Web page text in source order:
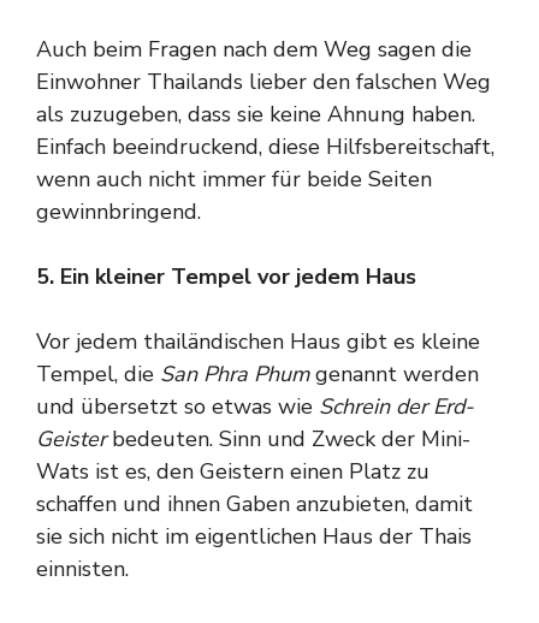
Auch beim Fragen nach dem Weg sagen die
Einwohner Thailands lieber den falschen Weg
als zuzugeben, dass sie keine Ahnung haben.
Einfach beeindruckend, diese Hilfsbereitschaft,
wenn auch nicht immer für beide Seiten
gewinnbringend.
5. Ein kleiner Tempel vor jedem Haus
Vor jedem thailändischen Haus gibt es kleine
Tempel, die San Phra Phumgenannt werden
und übersetzt so etwas wie Schrein der Erd-
Geisterbedeuten. Sinn und Zweck der Mini-
Wats ist es, den Geistern einen Platz zu
schaffen und ihnen Gaben anzubieten, damit
sie sich nicht im eigentlichen Haus der Thais
einnisten.